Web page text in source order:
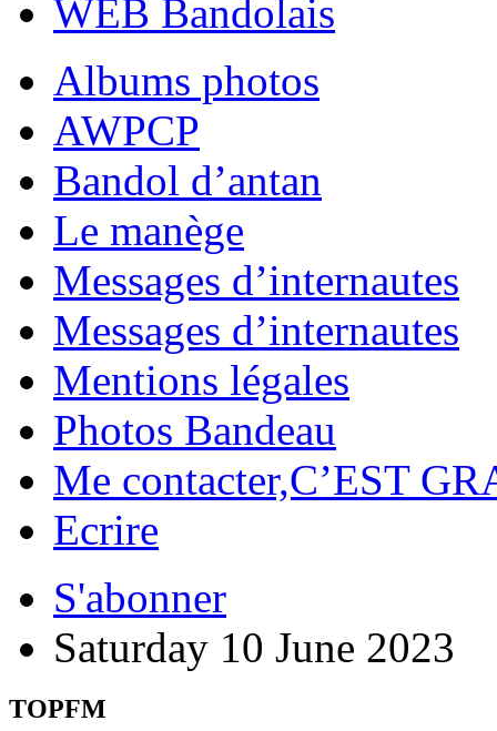
WEB Bandolais
Albums photos
AWPCP
Bandol d’antan
Le manège
Messages d’internautes
Messages d’internautes
Mentions légales
Photos Bandeau
Me contacter,C’EST
Ecrire
S'abonner
Saturday 10 June 2023
TOPFM